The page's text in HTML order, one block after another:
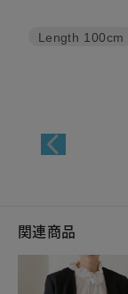
Length 100cm
関連商品